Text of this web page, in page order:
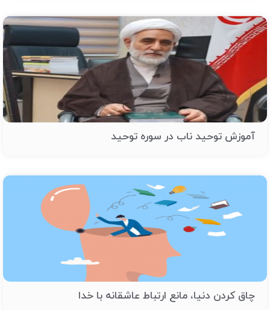
آموزش توحید ناب در سوره توحید
چاق کردن دنیا، مانع ارتباط عاشقانه با خدا